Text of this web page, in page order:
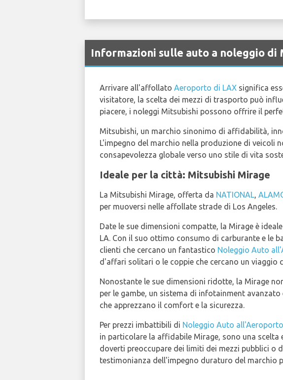
Informazioni sulle auto a noleggio
Arrivare all'affollato Aeroporto di LAX significa
visitatore, la scelta dei mezzi di trasporto può
piacere, i noleggi Mitsubishi possono offrire il
Mitsubishi, un marchio sinonimo di affidabilità,
L'impegno del marchio nella produzione di veicoli
consapevolezza globale verso uno stile di vita
Ideale per la città: Mitsubishi Mirage
La Mitsubishi Mirage, offerta da NATIONAL,
per muoversi nelle affollate strade di Los Angeles.
Date le sue dimensioni compatte, la Mirage è
LA. Con il suo ottimo consumo di carburante e le
clienti che cercano un fantastico Noleggio Auto
d'affari solitari o le coppie che cercano un viaggio
Nonostante le sue dimensioni ridotte, la Mirage
per le gambe, un sistema di infotainment
che apprezzano il comfort e la sicurezza.
Per prezzi imbattibili di Noleggio Auto
in particolare la affidabile Mirage, sono una scelta
doverti preoccupare dei limiti dei mezzi pubblici o
testimonianza dell'impegno duraturo del marchio